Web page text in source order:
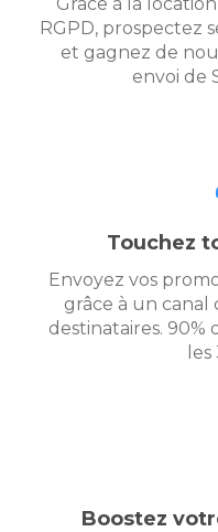
RGPD, prospectez
et gagnez de
envoi de
Touchez
Envoyez vos
grâce à un canal
destinataires. 90%
Boostez